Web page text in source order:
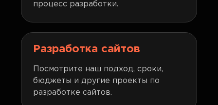
процесс разработки.
Разработка сайтов
Посмотрите наш подход, сроки,
бюджеты и другие проекты по
разработке сайтов.